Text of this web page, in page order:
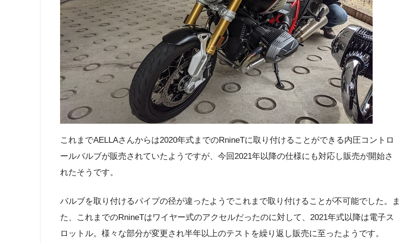
これまでAELLAさんからは2020年式までのRnineTに取り付けることができる内圧コントロ
ールバルブが販売されていたようですが、今回2021年以降の仕様にも対応し販売が開始さ
れたそうです。
バルブを取り付けるパイプの径が違ったようでこれまで取り付けることが不可能でした。ま
た、これまでのRnineTはワイヤー式のアクセルだったのに対して、2021年式以降は電子ス
ロットル。様々な部分が変更され半年以上のテストを繰り返し販売に至ったようです。